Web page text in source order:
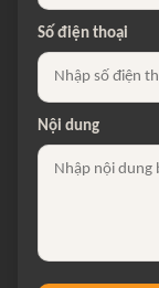
Số điện thoại
Nội dung